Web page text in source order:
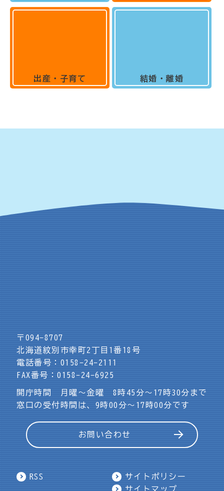
出産・子育て 結婚・離婚
〒094-8707
北海道紋別市幸町2丁目1番18号
電話番号：0158-24-2111
FAX番号：0158-24-6925
開庁時間 月曜～金曜 8時45分～17時30分まで
窓口の受付時間は、9時00分～17時00分です
お問い合わせ
RSS
サイトポリシー
サイトマップ